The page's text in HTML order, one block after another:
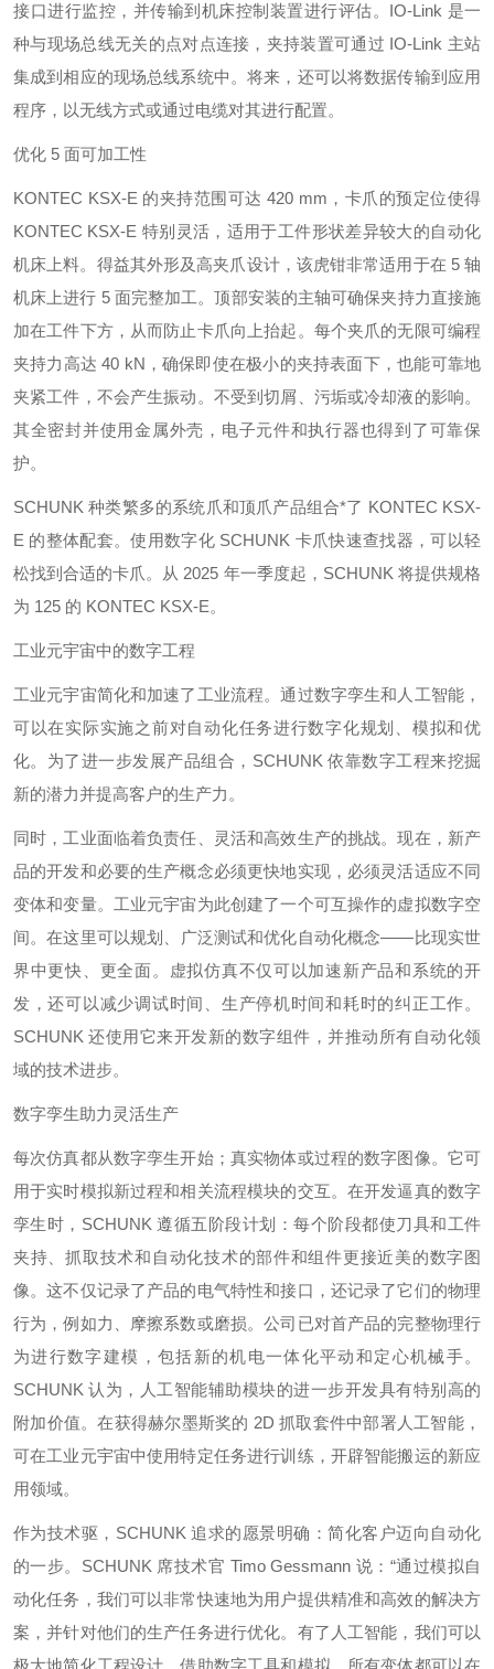
接口进行监控，并传输到机床控制装置进行评估。IO-Link 是一
种与现场总线无关的点对点连接，夹持装置可通过 IO-Link 主站
集成到相应的现场总线系统中。将来，还可以将数据传输到应用
程序，以无线方式或通过电缆对其进行配置。
优化 5 面可加工性
KONTEC KSX-E 的夹持范围可达 420 mm，卡爪的预定位使得
KONTEC KSX-E 特别灵活，适用于工件形状差异较大的自动化
机床上料。得益其外形及高夹爪设计，该虎钳非常适用于在 5 轴
机床上进行 5 面完整加工。顶部安装的主轴可确保夹持力直接施
加在工件下方，从而防止卡爪向上抬起。每个夹爪的无限可编程
夹持力高达 40 kN，确保即使在极小的夹持表面下，也能可靠地
夹紧工件，不会产生振动。不受到切屑、污垢或冷却液的影响。
其全密封并使用金属外壳，电子元件和执行器也得到了可靠保
护。
SCHUNK 种类繁多的系统爪和顶爪产品组合*了 KONTEC KSX-
E 的整体配套。使用数字化 SCHUNK 卡爪快速查找器，可以轻
松找到合适的卡爪。从 2025 年一季度起，SCHUNK 将提供规格
为 125 的 KONTEC KSX-E。
工业元宇宙中的数字工程
工业元宇宙简化和加速了工业流程。通过数字孪生和人工智能，
可以在实际实施之前对自动化任务进行数字化规划、模拟和优
化。为了进一步发展产品组合，SCHUNK 依靠数字工程来挖掘
新的潜力并提高客户的生产力。
同时，工业面临着负责任、灵活和高效生产的挑战。现在，新产
品的开发和必要的生产概念必须更快地实现，必须灵活适应不同
变体和变量。工业元宇宙为此创建了一个可互操作的虚拟数字空
间。在这里可以规划、广泛测试和优化自动化概念——比现实世
界中更快、更全面。虚拟仿真不仅可以加速新产品和系统的开
发，还可以减少调试时间、生产停机时间和耗时的纠正工作。
SCHUNK 还使用它来开发新的数字组件，并推动所有自动化领
域的技术进步。
数字孪生助力灵活生产
每次仿真都从数字孪生开始；真实物体或过程的数字图像。它可
用于实时模拟新过程和相关流程模块的交互。在开发逼真的数字
孪生时，SCHUNK 遵循五阶段计划：每个阶段都使刀具和工件
夹持、抓取技术和自动化技术的部件和组件更接近美的数字图
像。这不仅记录了产品的电气特性和接口，还记录了它们的物理
行为，例如力、摩擦系数或磨损。公司已对首产品的完整物理行
为进行数字建模，包括新的机电一体化平动和定心机械手。
SCHUNK 认为，人工智能辅助模块的进一步开发具有特别高的
附加价值。在获得赫尔墨斯奖的 2D 抓取套件中部署人工智能，
可在工业元宇宙中使用特定任务进行训练，开辟智能搬运的新应
用领域。
作为技术驱，SCHUNK 追求的愿景明确：简化客户迈向自动化
的一步。SCHUNK 席技术官 Timo Gessmann 说：“通过模拟自
动化任务，我们可以非常快速地为用户提供精准和高效的解决方
案，并针对他们的生产任务进行优化。有了人工智能，我们可以
极大地简化工程设计。借助数字工具和模拟，所有变体都可以在